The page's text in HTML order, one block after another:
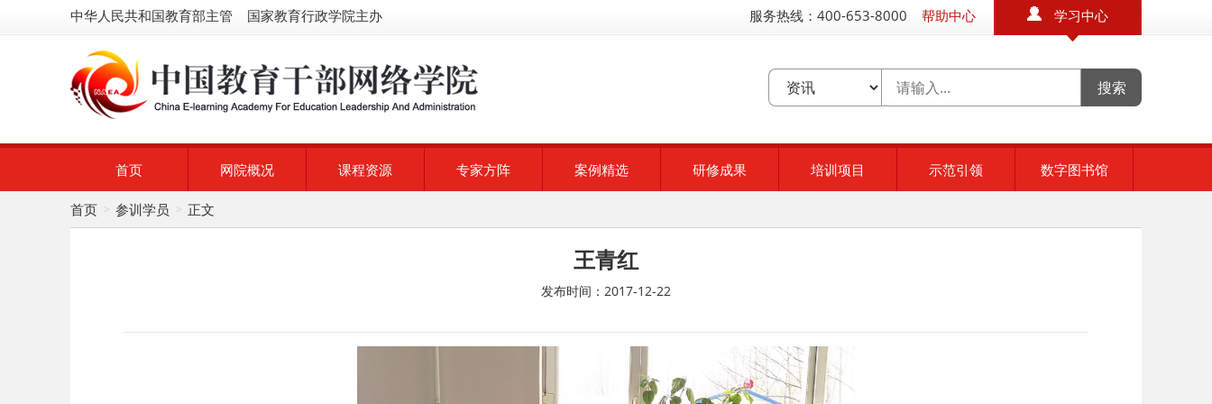
中华人民共和国教育部主管 国家教育行政学院主办 学习中心
服务热线：400-653-8000 帮助中心
首页 网院概况 课程资源 专家方阵 案例精选 研修成果 培训项目 示范引领 数字图书馆
首页 > 参训学员 > 正文
王青红
发布时间：2017-12-22